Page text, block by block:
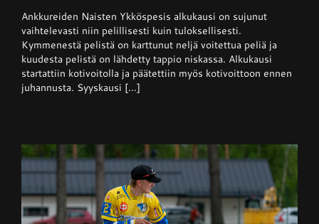
Ykköspesis:
Kangerteleva
kevätkausi
Ankkureiden Naisten Ykköspesis alkukausi on sujunut
vaihtelevasti niin pelillisesti kuin tuloksellisesti.
Kymmenestä pelistä on karttunut neljä voitettua peliä ja
kuudesta pelistä on lähdetty tappio niskassa. Alkukausi
startattiin kotivoitolla ja päätettiin myös kotivoittoon ennen
juhannusta. Syyskausi [...]